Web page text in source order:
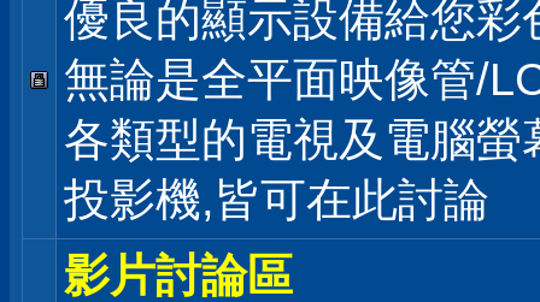
優良的顯示設備給您彩
無論是全平面映像管/
各類型的電視及電腦螢
投影機,皆可在此討論
影片討論區